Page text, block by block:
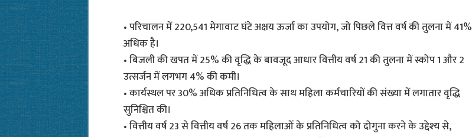
• परिचालन में 220,541 मेगावाट घंटे अक्षय ऊर्जा का उपयोग, जो पिछले वित्त वर्ष की तुलना में 41%
अधिक है।
• बिजली की खपत में 25% की वृद्धि के बावजूद आधार वित्तीय वर्ष 21 की तुलना में स्कोप 1 और 2
उत्सर्जन में लगभग 4% की कमी।
• कार्यस्थल पर 30% अधिक प्रतिनिधित्व के साथ महिला कर्मचारियों की संख्या में लगातार वृद्धि
सुनिश्चित की।
• वित्तीय वर्ष 23 से वित्तीय वर्ष 26 तक महिलाओं के प्रतिनिधित्व को दोगुना करने के उद्देश्य से,